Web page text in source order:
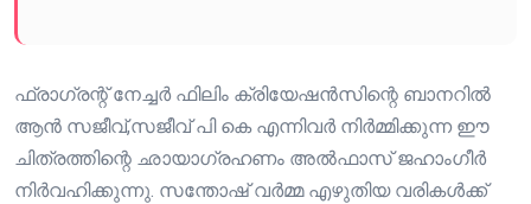
ഫ്രാഗ്രന്റ് നേച്ചർ ഫിലിം ക്രിയേഷൻസിന്റെ ബാനറിൽ
ആൻ സജീവ്,സജീവ് പി കെ എന്നിവർ നിർമ്മിക്കുന്ന ഈ
ചിത്രത്തിന്റെ ഛായാഗ്രഹണം അൽഫാസ് ജഹാംഗീർ
നിർവഹിക്കുന്നു. സന്തോഷ് വർമ്മ എഴുതിയ വരികൾക്ക്